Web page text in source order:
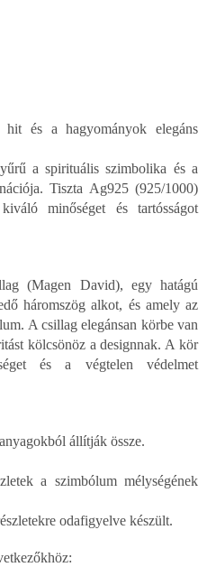
és a hagyományok elegáns
a spirituális szimbolika és a
Tiszta Ag925 (925/1000)
minőséget és tartósságot
(Magen David), egy hatágú
háromszög alkot, és amely az
A csillag elegánsan körbe van
kölcsönöz a designnak. A kör
és a végtelen védelmet
állítják össze.
a szimbólum mélységének
odafigyelve készült.